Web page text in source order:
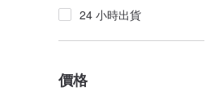
24 小時出貨
價格